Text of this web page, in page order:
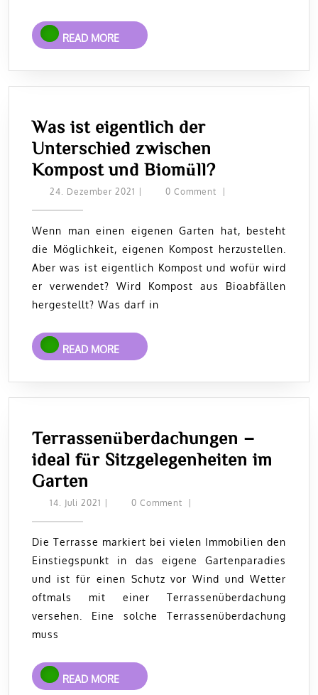
READ MORE
READ
MORE
Was ist eigentlich der
Unterschied zwischen
Kompost und Biomüll?Was
ist
der
Unterschied
zwischen
Kompost
24. Dezember 2021 24.
0 Comment
Wenn man einen eigenen Garten hat, besteht
die Möglichkeit, eigenen Kompost herzustellen.
Aber was ist eigentlich Kompost und wofür wird
er verwendet? Wird Kompost aus Bioabfällen
hergestellt? Was darf in
READ MORE
READ
MORE
Terrassenüberdachungen –
ideal für Sitzgelegenheiten im
Garten
–
für
Sitzgelegenheiten
im
Garten
14. Juli 2021 14.
0 Comment
Die Terrasse markiert bei vielen Immobilien den
Einstiegspunkt in das eigene Gartenparadies
und ist für einen Schutz vor Wind und Wetter
oftmals mit einer Terrassenüberdachung
versehen. Eine solche Terrassenüberdachung
muss
READ MORE
READ
MORE